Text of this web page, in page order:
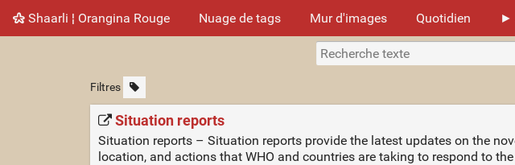
Shaarli ¦ Orangina Rouge Nuage de tags Mur d'images Quotidien ►
Filtres
Situation reports
Situation reports – Situation reports provide the latest updates on the
location, and actions that WHO and countries are taking to respond to